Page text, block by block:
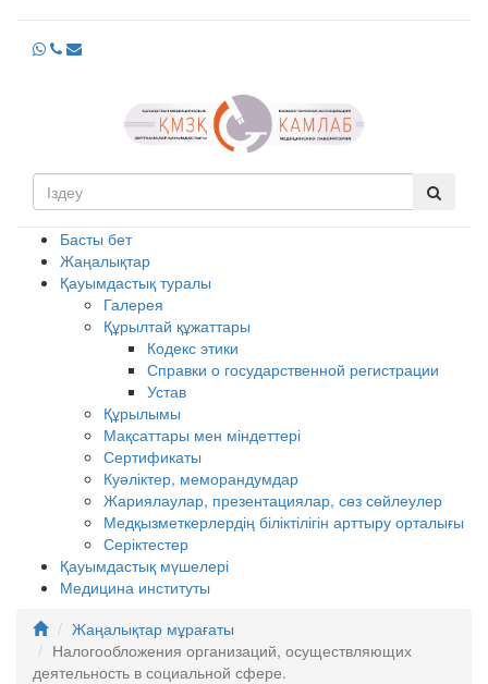
Басты бет
Жаңалықтар
Қауымдастық туралы
Галерея
Құрылтай құжаттары
Кодекс этики
Справки о государственной регистрации
Устав
Құрылымы
Мақсаттары мен міндеттері
Сертификаты
Куәліктер, меморандумдар
Жариялаулар, презентациялар, сөз сөйлеулер
Медқызметкерлердің біліктілігін арттыру орталығы
Серіктестер
Қауымдастық мүшелері
Медицина институты
Жаңалықтар мұрағаты
Налогообложения организаций, осуществляющих
деятельность в социальной сфере.